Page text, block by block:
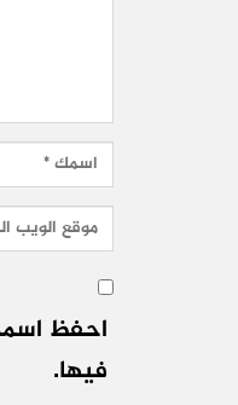
احفظ
فيها.